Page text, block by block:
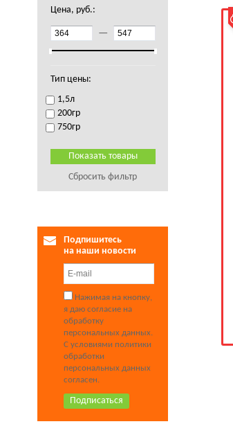
Цена, руб.:
—
Тип цены:
1,5л
200гр
750гр
Сбросить фильтр
Подпишитесь
на наши новости
Нажимая на кнопку,
я даю согласие на
обработку
персональных данных.
С условиями политики
обработки
персональных данных
согласен.